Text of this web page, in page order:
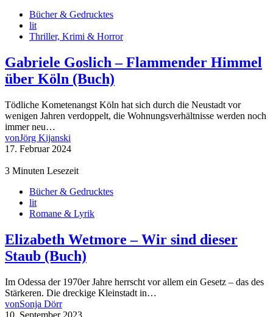
Bücher & Gedrucktes
lit
Thriller, Krimi & Horror
Gabriele Goslich – Flammender Himmel
über Köln (Buch)
Tödliche Kometenangst Köln hat sich durch die Neustadt vor
wenigen Jahren verdoppelt, die Wohnungsverhältnisse werden noch
immer neu…
vonJörg Kijanski
17. Februar 2024
3 Minuten Lesezeit
Bücher & Gedrucktes
lit
Romane & Lyrik
Elizabeth Wetmore – Wir sind dieser
Staub (Buch)
Im Odessa der 1970er Jahre herrscht vor allem ein Gesetz – das des
Stärkeren. Die dreckige Kleinstadt in…
vonSonja Dörr
10. September 2023